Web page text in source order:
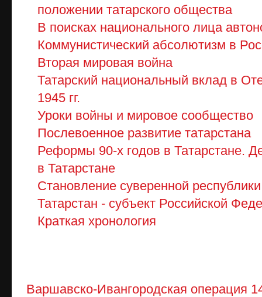
положении татарского общества
В поисках национального лица
Коммунистический абсолютизм в
Вторая мировая война
Татарский национальный вклад в
1945 гг.
Уроки войны и мировое сообщество
Послевоенное развитие татарстана
Реформы 90-х годов в Татарстане.
в Татарстане
Становление суверенной
Татарстан - субъект Российской
Краткая хронология
Варшавско-Ивангородская операция